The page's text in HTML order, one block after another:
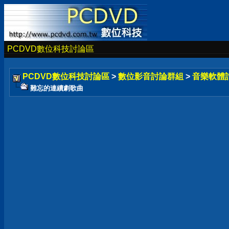
PCDVD數位科技討論區
PCDVD數位科技討論區 > 數位影音討論群組 > 音樂軟體
難忘的連續劇歌曲